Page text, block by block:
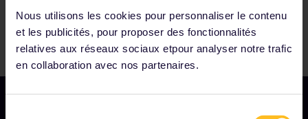
Nous utilisons les cookies pour personnaliser le contenu
et les publicités, pour proposer des fonctionnalités
relatives aux réseaux sociaux etpour analyser notre trafic
en collaboration avec nos partenaires.